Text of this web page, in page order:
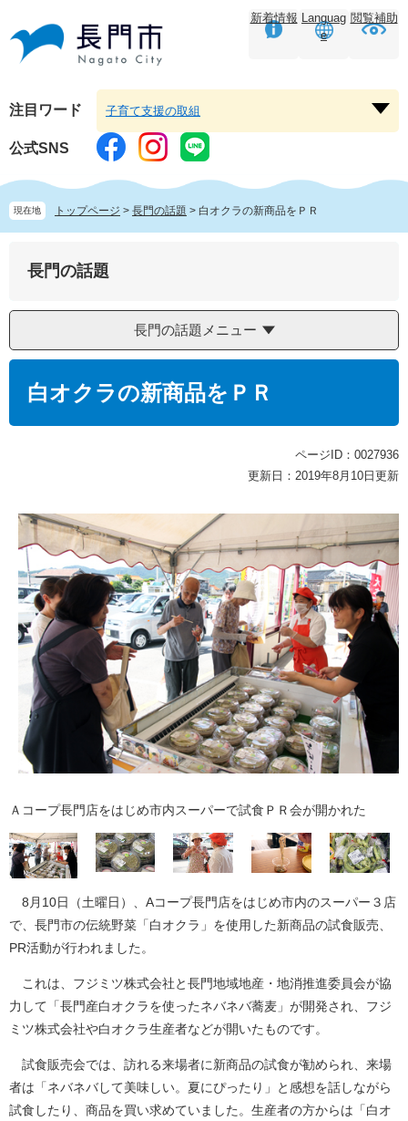
頭
す。
飛
し
本
文
へ
新着情報 Languag
e
閲覧補助
注目ワード
ー
子育て支援の取組
公式SNS
現在地 トップページ > 長門の話題 > 白オクラの新商品をＰＲ
長門の話題
長門の話題メニュー
白オクラの新商品をＰＲ
ページID：0027936
更新日：2019年8月10日更新
Ａコープ長門店をはじめ市内スーパーで試食ＰＲ会が開かれた
8月10日（土曜日）、Aコープ長門店をはじめ市内のスーパー３店
で、長門市の伝統野菜「白オクラ」を使用した新商品の試食販売、
PR活動が行われました。
これは、フジミツ株式会社と長門地域地産・地消推進委員会が協
力して「長門産白オクラを使ったネバネバ蕎麦」が開発され、フジ
ミツ株式会社や白オクラ生産者などが開いたものです。
試食販売会では、訪れる来場者に新商品の試食が勧められ、来場
者は「ネバネバして美味しい。夏にぴったり」と感想を話しながら
試食したり、商品を買い求めていました。生産者の方からは「白オ